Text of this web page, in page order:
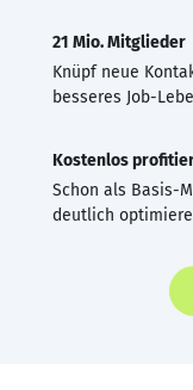
21 Mio. Mitglieder
Knüpf neue
besseres Job-
Kostenlos
Schon als Basis-
deutlich